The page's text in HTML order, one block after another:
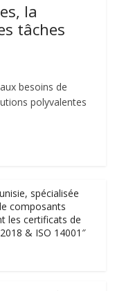
la
tâches
besoins de
polyvalentes
spécialisée
composants
les certificats de
& ISO 14001″